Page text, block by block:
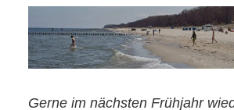
Gerne im nächsten Frühjahr